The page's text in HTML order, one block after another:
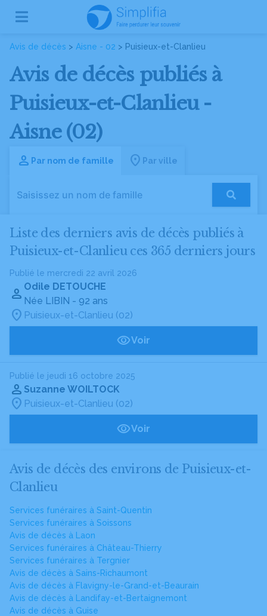
Avis de décès > Aisne - 02 > Puisieux-et-Clanlieu
Avis de décès publiés à
Puisieux-et-Clanlieu -
Aisne (02)
Par nom de famille Par ville
Liste des derniers avis de décès publiés à
Puisieux-et-Clanlieu ces 365 derniers jours
Publié le mercredi 22 avril 2026
Odile DETOUCHE
Née LIBIN - 92 ans
Puisieux-et-Clanlieu (02)
Voir
Publié le jeudi 16 octobre 2025
Suzanne WOILTOCK
Puisieux-et-Clanlieu (02)
Voir
Avis de décès des environs de Puisieux-et-
Clanlieu
Services funéraires à Saint-Quentin
Services funéraires à Soissons
Avis de décès à Laon
Services funéraires à Château-Thierry
Services funéraires à Tergnier
Avis de décès à Sains-Richaumont
Avis de décès à Flavigny-le-Grand-et-Beaurain
Avis de décès à Landifay-et-Bertaignemont
Avis de décès à Guise